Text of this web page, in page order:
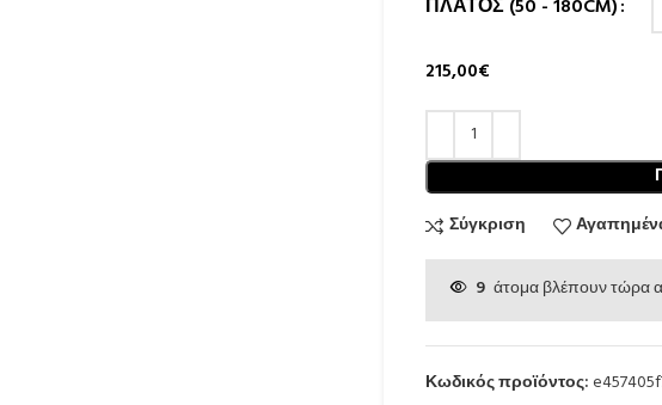
ΠΛΆΤΟΣ (50 - 180CM)
215,00€
Σύγκριση
9 άτομα βλέπουν τώρα
Κωδικός προϊόντος: